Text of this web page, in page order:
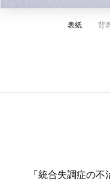
表紙 背
「統合失調症の